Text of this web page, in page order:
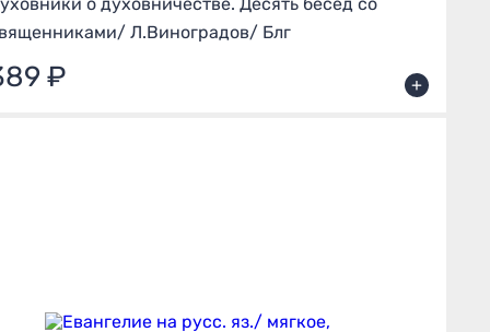
Л.Виноградов/ Блг
₽ +